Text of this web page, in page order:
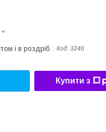
і в роздріб Код: 3246
Купити з